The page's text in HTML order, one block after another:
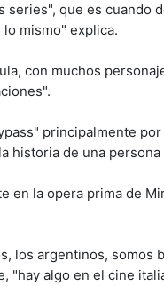
que es cuando
mismo" explica.
con muchos
principalmente
de una
en la opera prima de
los argentinos, somos
"hay algo en el cine